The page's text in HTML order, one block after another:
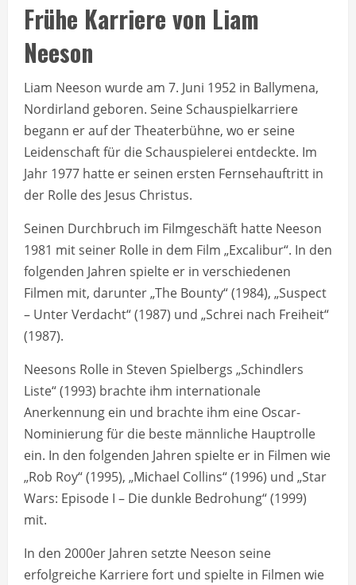
Frühe Karriere von Liam
Neeson
Liam Neeson wurde am 7. Juni 1952 in Ballymena,
Nordirland geboren. Seine Schauspielkarriere
begann er auf der Theaterbühne, wo er seine
Leidenschaft für die Schauspielerei entdeckte. Im
Jahr 1977 hatte er seinen ersten Fernsehauftritt in
der Rolle des Jesus Christus.
Seinen Durchbruch im Filmgeschäft hatte Neeson
1981 mit seiner Rolle in dem Film „Excalibur“. In den
folgenden Jahren spielte er in verschiedenen
Filmen mit, darunter „The Bounty“ (1984), „Suspect
– Unter Verdacht“ (1987) und „Schrei nach Freiheit“
(1987).
Neesons Rolle in Steven Spielbergs „Schindlers
Liste“ (1993) brachte ihm internationale
Anerkennung ein und brachte ihm eine Oscar-
Nominierung für die beste männliche Hauptrolle
ein. In den folgenden Jahren spielte er in Filmen wie
„Rob Roy“ (1995), „Michael Collins“ (1996) und „Star
Wars: Episode I – Die dunkle Bedrohung“ (1999)
mit.
In den 2000er Jahren setzte Neeson seine
erfolgreiche Karriere fort und spielte in Filmen wie